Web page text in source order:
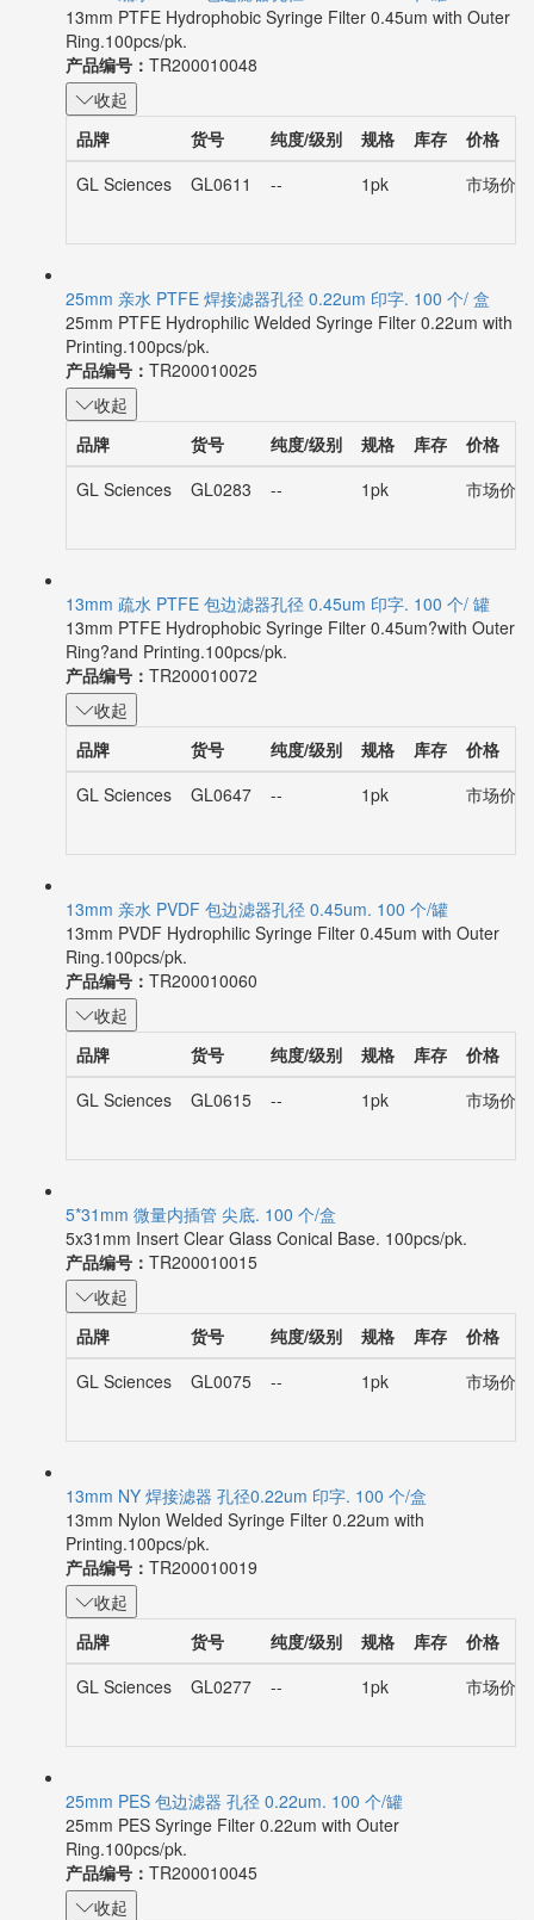
13mm PTFE Hydrophobic Syringe Filter 0.45um with Outer
Ring.100pcs/pk.
产品编号： TR200010048
收起
品牌
货号 纯度/级别 规格 库存
价格
GL Sciences
GL0611 -- 1pk 市场价
25mm 亲水 PTFE 焊接滤器孔径 0.22um 印字. 100 个/ 盒
25mm PTFE Hydrophilic Welded Syringe Filter 0.22um with
Printing.100pcs/pk.
产品编号： TR200010025
收起
品牌
货号 纯度/级别 规格 库存
价格
GL Sciences
GL0283 -- 1pk 市场价
13mm 疏水 PTFE 包边滤器孔径 0.45um 印字. 100 个/ 罐
13mm PTFE Hydrophobic Syringe Filter 0.45um?with Outer
Ring?and Printing.100pcs/pk.
产品编号： TR200010072
收起
品牌
货号 纯度/级别 规格 库存
价格
GL Sciences
GL0647 -- 1pk 市场价
13mm 亲水 PVDF 包边滤器孔径 0.45um. 100 个/罐
13mm PVDF Hydrophilic Syringe Filter 0.45um with Outer
Ring.100pcs/pk.
产品编号： TR200010060
收起
品牌
货号 纯度/级别 规格 库存
价格
GL Sciences
GL0615 -- 1pk 市场价
5*31mm 微量内插管 尖底. 100 个/盒
5x31mm Insert Clear Glass Conical Base. 100pcs/pk.
产品编号： TR200010015
收起
品牌
货号 纯度/级别 规格 库存
价格
GL Sciences
GL0075 -- 1pk 市场价
13mm NY 焊接滤器 孔径0.22um 印字. 100 个/盒
13mm Nylon Welded Syringe Filter 0.22um with
Printing.100pcs/pk.
产品编号： TR200010019
收起
品牌
货号 纯度/级别 规格 库存
价格
GL Sciences
GL0277 -- 1pk 市场价
25mm PES 包边滤器 孔径 0.22um. 100 个/罐
25mm PES Syringe Filter 0.22um with Outer
Ring.100pcs/pk.
产品编号： TR200010045
收起